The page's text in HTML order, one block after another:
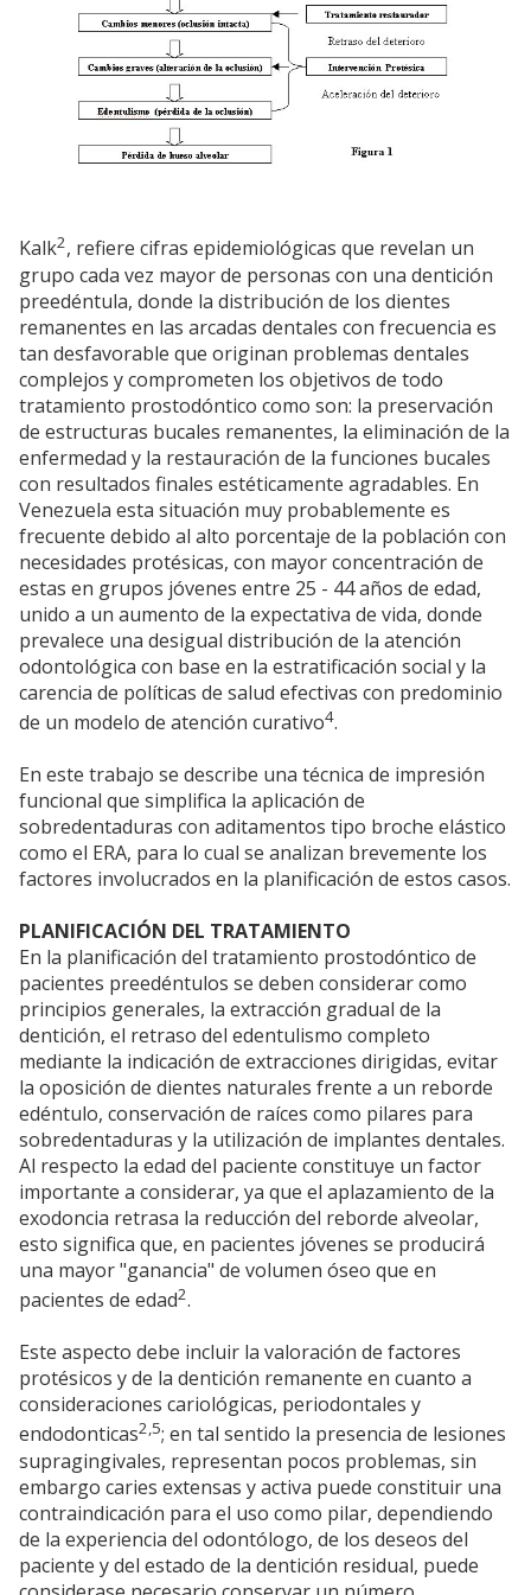
Kalk2, refiere cifras epidemiológicas que revelan un
grupo cada vez mayor de personas con una dentición
preedéntula, donde la distribución de los dientes
remanentes en las arcadas dentales con frecuencia es
tan desfavorable que originan problemas dentales
complejos y comprometen los objetivos de todo
tratamiento prostodóntico como son: la preservación
de estructuras bucales remanentes, la eliminación de la
enfermedad y la restauración de la funciones bucales
con resultados finales estéticamente agradables. En
Venezuela esta situación muy probablemente es
frecuente debido al alto porcentaje de la población con
necesidades protésicas, con mayor concentración de
estas en grupos jóvenes entre 25 - 44 años de edad,
unido a un aumento de la expectativa de vida, donde
prevalece una desigual distribución de la atención
odontológica con base en la estratificación social y la
carencia de políticas de salud efectivas con predominio
de un modelo de atención curativo4.
En este trabajo se describe una técnica de impresión
funcional que simplifica la aplicación de
sobredentaduras con aditamentos tipo broche elástico
como el ERA, para lo cual se analizan brevemente los
factores involucrados en la planificación de estos casos.
PLANIFICACIÓN DEL TRATAMIENTO
En la planificación del tratamiento prostodóntico de
pacientes preedéntulos se deben considerar como
principios generales, la extracción gradual de la
dentición, el retraso del edentulismo completo
mediante la indicación de extracciones dirigidas, evitar
la oposición de dientes naturales frente a un reborde
edéntulo, conservación de raíces como pilares para
sobredentaduras y la utilización de implantes dentales.
Al respecto la edad del paciente constituye un factor
importante a considerar, ya que el aplazamiento de la
exodoncia retrasa la reducción del reborde alveolar,
esto significa que, en pacientes jóvenes se producirá
una mayor "ganancia" de volumen óseo que en
pacientes de edad2.
Este aspecto debe incluir la valoración de factores
protésicos y de la dentición remanente en cuanto a
consideraciones cariológicas, periodontales y
endodonticas2,5; en tal sentido la presencia de lesiones
supragingivales, representan pocos problemas, sin
embargo caries extensas y activa puede constituir una
contraindicación para el uso como pilar, dependiendo
de la experiencia del odontólogo, de los deseos del
paciente y del estado de la dentición residual, puede